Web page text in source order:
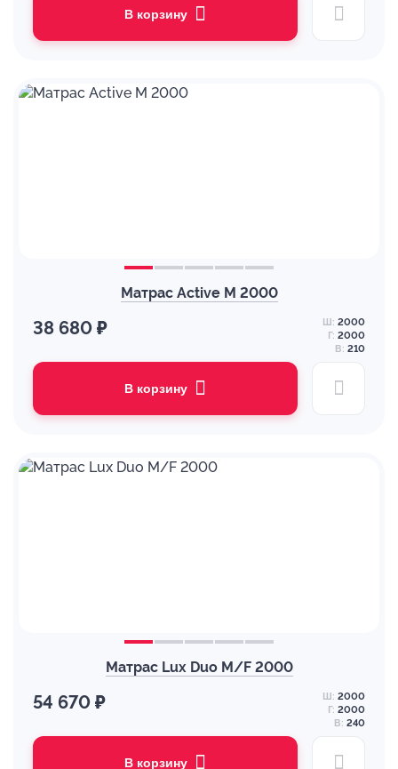
В корзину
Матрас Active M 2000
38 680 ₽ Ш: 2000
Г: 2000
В: 210
В корзину
Матрас Lux Duo M/F 2000
54 670 ₽ Ш: 2000
Г: 2000
В: 240
В корзину